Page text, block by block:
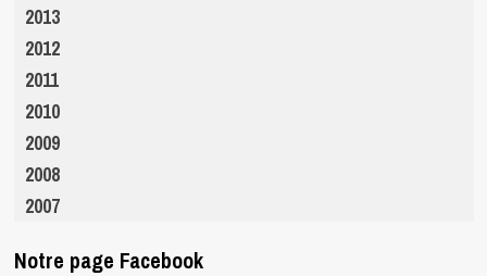
2013
2012
2011
2010
2009
2008
2007
Notre page Facebook